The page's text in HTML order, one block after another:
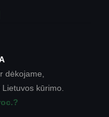
dėkojame,
kūrimo.